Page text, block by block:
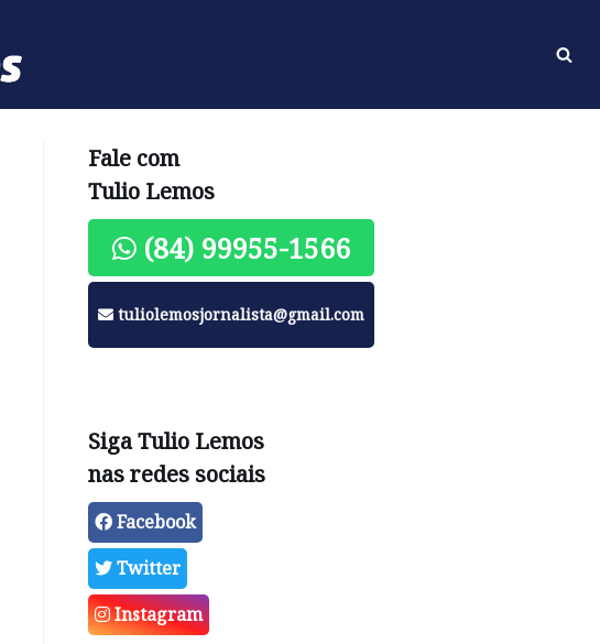
Fale com
Tulio Lemos
(84) 99955-1566
tuliolemosjornalista@gmail.com
Siga Tulio Lemos
nas redes sociais
Facebook
Twitter
Instagram